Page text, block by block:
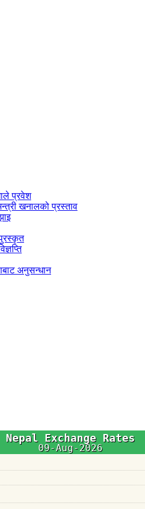
प्रवेश
खनालको प्रस्ताव
पुरस्कृत
अनुसन्धान